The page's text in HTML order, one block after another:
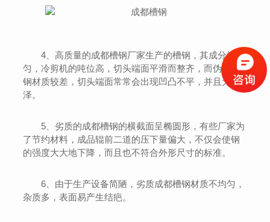
4、高质量的成都槽钢厂家生产的槽钢，其成分均
匀，冷剪机的吨位高，切头端面平滑而整齐，而伪劣槽
钢材质较差，切头端面常常会出现凹凸不平，并且无光
泽。
5、劣质的成都槽钢的横截面呈椭圆形，有些厂家为
了节约材料，成品辊前二道的压下量偏大，不仅会使钢
的强度大大地下降，而且也不符合外形尺寸的标准。
6、由于生产设备简陋，劣质成都槽钢材质不均匀，
杂质多，表面易产生结疤。